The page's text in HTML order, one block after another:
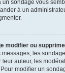
un sondage vous
à un
modifier ou
les
leur auteur, les
modifier un